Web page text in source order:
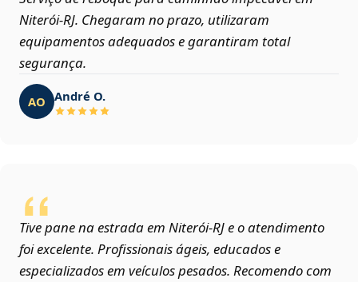
Niterói‑RJ. Chegaram no prazo, utilizaram
equipamentos adequados e garantiram total
segurança.
AO André O.
Tive pane na estrada em Niterói‑RJ e o atendimento
foi excelente. Profissionais ágeis, educados e
especializados em veículos pesados. Recomendo com